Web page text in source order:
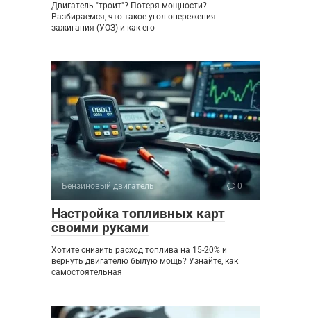
Двигатель "троит"? Потеря мощности?
Разбираемся, что такое угол опережения
зажигания (УОЗ) и как его
Бензиновый двигатель 0
Настройка топливных карт
своими руками
Хотите снизить расход топлива на 15-20% и
вернуть двигателю былую мощь? Узнайте, как
самостоятельная